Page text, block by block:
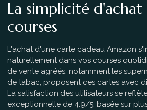
La simplicité d'achat
courses
L'achat d'une carte cadeau Amazon
naturellement dans vos courses
de vente agréés, notamment les
de tabac, proposent ces cartes avec
La satisfaction des utilisateurs se
exceptionnelle de 4.9/5, basée sur